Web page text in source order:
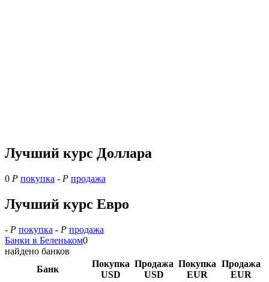
Лучший курс Доллара
0 Р покупка - Р продажа
Лучший курс Евро
- Р покупка - Р продажа
Банки в Беленьком0
найдено банков
Банк
Покупка
USD
Продажа
USD
Покупка
EUR
Продажа
EUR